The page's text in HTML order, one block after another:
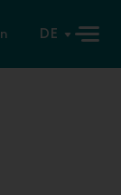
DE